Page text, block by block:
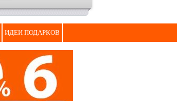
ИДЕИ ПОДАРКОВ